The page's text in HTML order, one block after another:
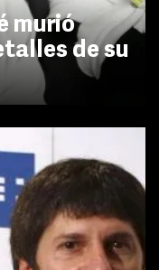
murió
de su